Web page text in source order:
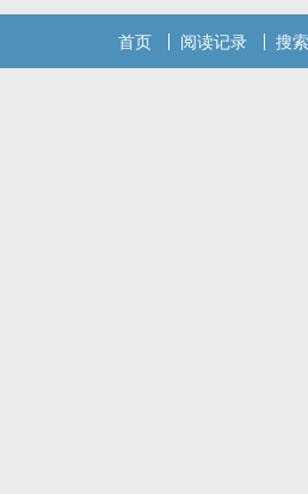
首页 阅读记录 搜